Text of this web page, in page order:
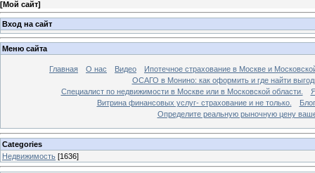
[Мой сайт]
Вход на сайт
Меню сайта
Главная О нас Видео
Ипотечное страхование в Москве и
ОСАГО в Монино: как оформить и где найти
Специалист по недвижимости в Москве или в Московской области.
Витрина финансовых услуг- страхование и не только.
Блог
Определите реальную рыночную цену
Categories
Недвижимость [1636]